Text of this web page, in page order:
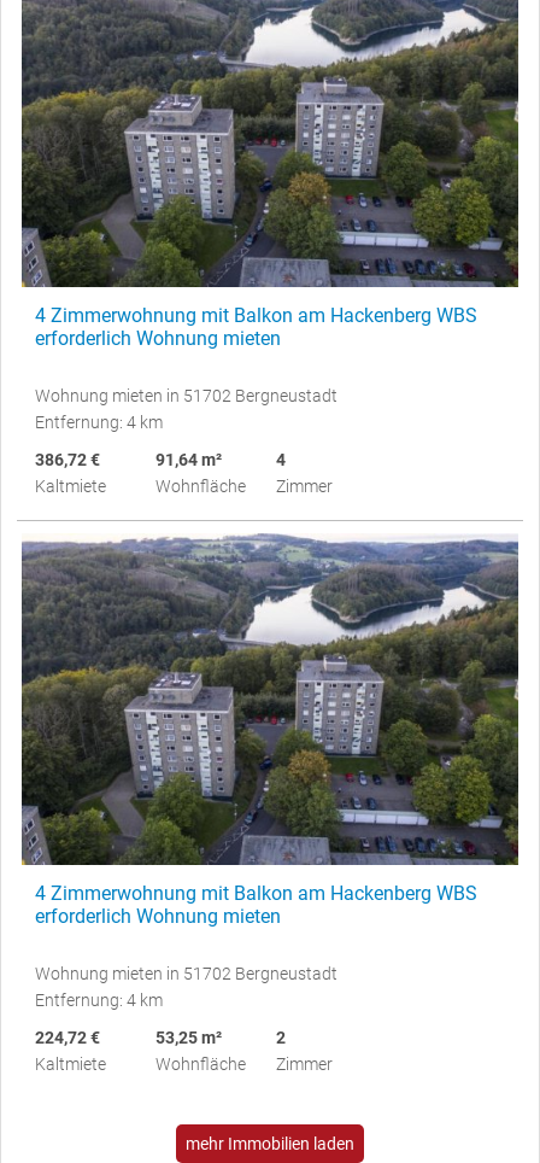
4 Zimmerwohnung mit Balkon am Hackenberg WBS
erforderlich Wohnung mieten
Wohnung mieten in 51702 Bergneustadt
Entfernung: 4 km
386,72 €
Kaltmiete
91,64 m²
Wohnfläche
4
Zimmer
4 Zimmerwohnung mit Balkon am Hackenberg WBS
erforderlich Wohnung mieten
Wohnung mieten in 51702 Bergneustadt
Entfernung: 4 km
224,72 €
Kaltmiete
53,25 m²
Wohnfläche
2
Zimmer
mehr Immobilien laden